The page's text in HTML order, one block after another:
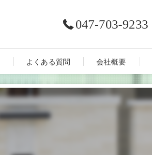
047-703-9233
よくある質問 会社概要